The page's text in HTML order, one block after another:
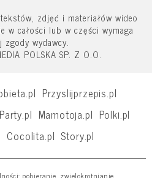
zdjęć i materiałów wideo
w całości lub w części wymaga
zgody wydawcy.
POLSKA SP. Z O.O.
Przyslijprzepis.pl
Party.pl Mamotoja.pl Polki.pl
Cocolita.pl Story.pl
pobieranie, zwielokrotnianie,